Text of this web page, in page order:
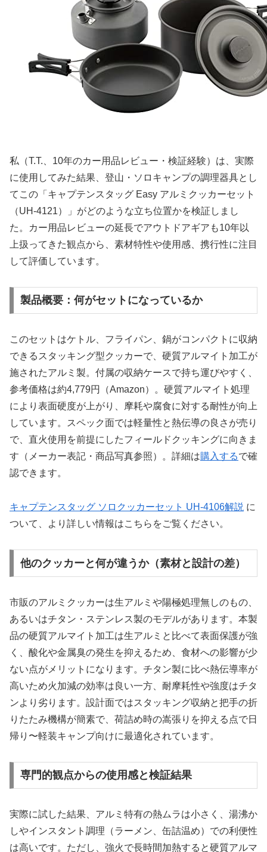
私（T.T.、10年のカー用品レビュー・検証経験）は、実際
に使用してみた結果、登山・ソロキャンプの調理器具とし
てこの「キャプテンスタッグ Easy アルミクッカーセット
（UH-4121）」がどのような立ち位置かを検証しまし
た。カー用品レビューの延長でアウトドアギアも10年以
上扱ってきた観点から、素材特性や使用感、携行性に注目
して評価しています。
製品概要：何がセットになっているか
このセットはケトル、フライパン、鍋がコンパクトに収納
できるスタッキング型クッカーで、硬質アルマイト加工が
施されたアルミ製。付属の収納ケースで持ち運びやすく、
参考価格は約4,779円（Amazon）。硬質アルマイト処理
により表面硬度が上がり、摩耗や腐食に対する耐性が向上
しています。スペック面では軽量性と熱伝導の良さが売り
で、直火使用を前提にしたフィールドクッキングに向きま
す（メーカー表記・商品写真参照）。詳細は購入するで確
認できます。
キャプテンスタッグ ソロクッカーセット UH-4106解説 に
ついて、より詳しい情報はこちらをご覧ください。
他のクッカーと何が違うか（素材と設計の差）
市販のアルミクッカーは生アルミや陽極処理無しのもの、
あるいはチタン・ステンレス製のモデルがあります。本製
品の硬質アルマイト加工は生アルミと比べて表面保護が強
く、酸化や金属臭の発生を抑えるため、食材への影響が少
ない点がメリットになります。チタン製に比べ熱伝導率が
高いため火加減の効率は良い一方、耐摩耗性や強度はチタ
ンより劣ります。設計面ではスタッキング収納と把手の折
りたたみ機構が簡素で、荷詰め時の嵩張りを抑える点で日
帰り〜軽装キャンプ向けに最適化されています。
専門的観点からの使用感と検証結果
実際に試した結果、アルミ特有の熱ムラは小さく、湯沸か
しやインスタント調理（ラーメン、缶詰温め）での利便性
は高いです。ただし、強火で長時間加熱すると硬質アルマ